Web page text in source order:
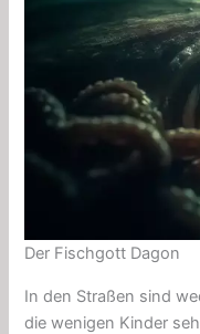
Der Fischgott Dagon
In den Straßen sind
die wenigen Kinder